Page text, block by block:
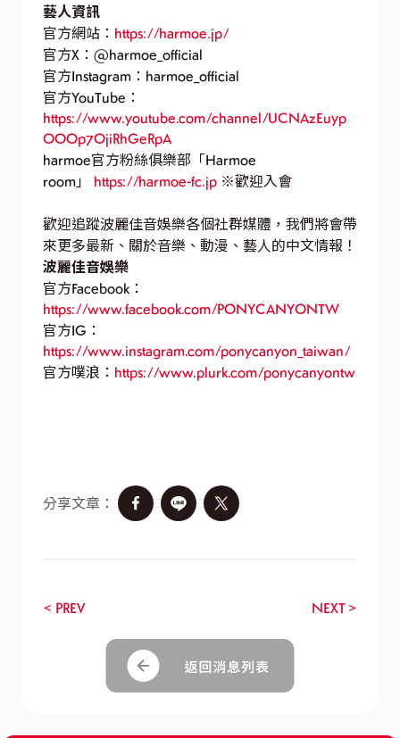
藝人資訊
官方網站： https://harmoe.jp/
官方X：@harmoe_official
官方Instagram：harmoe_official
官方YouTube：
https://www.youtube.com/channel/UCNAzEuyp
OOOp7OjiRhGeRpA
harmoe官方粉絲俱樂部「Harmoe
room」 https://harmoe-fc.jp ※歡迎入會
歡迎追蹤波麗佳音娛樂各個社群媒體，我們將會帶
來更多最新、關於音樂、動漫、藝人的中文情報！
波麗佳音娛樂
官方Facebook：
https://www.facebook.com/PONYCANYONTW
官方IG：
https://www.instagram.com/ponycanyon_taiwan/
官方噗浪： https://www.plurk.com/ponycanyontw
分享文章：
< PREV NEXT >